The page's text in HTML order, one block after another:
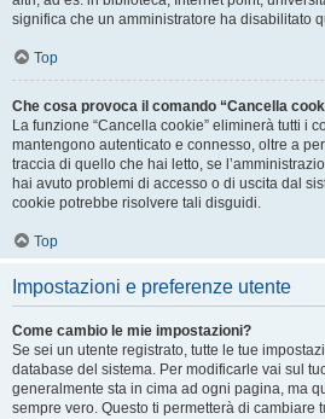
significa che un amministratore ha disabilitato
Top
Che cosa provoca il comando “Cancella
La funzione “Cancella cookie” eliminerà tutti i
mantengono autenticato e connesso, oltre a
traccia di quello che hai letto, se
hai avuto problemi di accesso o di uscita dal
cookie potrebbe risolvere tali disguidi.
Top
Impostazioni e preferenze utente
Come cambio le mie impostazioni?
Se sei un utente registrato, tutte le tue
database del sistema. Per modificarle vai sul
generalmente sta in cima ad ogni pagina, ma
sempre vero. Questo ti permetterà di cambiare